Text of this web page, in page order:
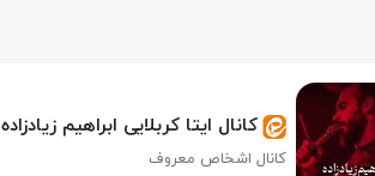
کانال ایتا کربلایی ابراهیم زیادزاده
کانال اشخاص معروف